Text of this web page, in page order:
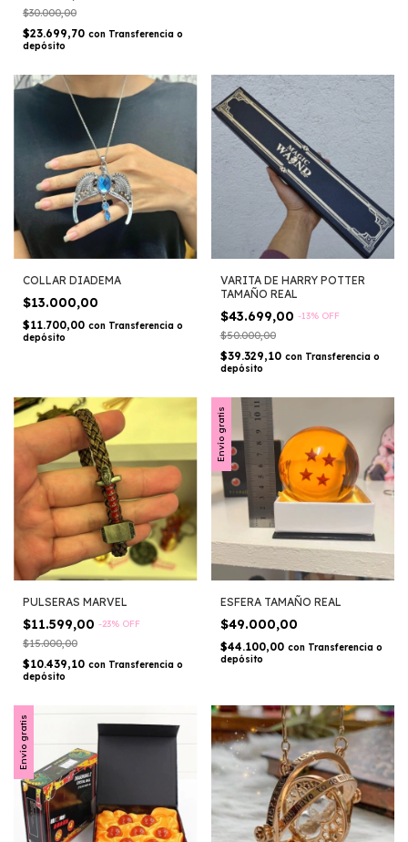
$30.000,00
$23.699,70 con Transferencia o
depósito
COLLAR DIADEMA
$13.000,00
$11.700,00 con Transferencia o
depósito
VARITA DE HARRY POTTER
TAMAÑO REAL
$43.699,00 -13% OFF
$50.000,00
$39.329,10 con Transferencia o
depósito
PULSERAS MARVEL
$11.599,00 -23% OFF
$15.000,00
$10.439,10 con Transferencia o
depósito
Envío gratis
ESFERA TAMAÑO REAL
$49.000,00
$44.100,00 con Transferencia o
depósito
Envío gratis